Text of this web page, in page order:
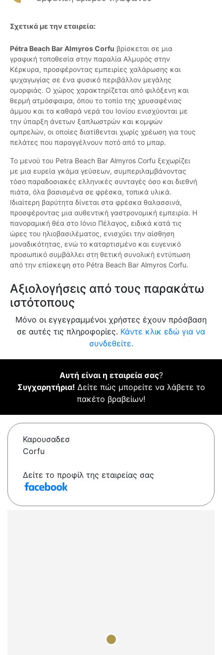
Σχετικά με την εταιρεία:
Pétra Beach Bar Almyros Corfu βρίσκεται σε μια
γραφική τοποθεσία στην παραλία Αλμυρός στην
Κέρκυρα, προσφέροντας εμπειρίες χαλάρωσης και
ψυχαγωγίας σε ένα φυσικό περιβάλλον μεγάλης
ομορφιάς. Ο χώρος χαρακτηρίζεται από φιλόξενη και
θερμή ατμόσφαιρα, όπου το τοπίο της χρυσαφένιας
άμμου και τα καθαρά νερά του Ιονίου ενισχύονται με
την ύπαρξη άνετων ξαπλωστρών και κομψών
ομπρελών, οι οποίες διατίθενται χωρίς χρέωση για τους
πελάτες που παραγγέλνουν ποτό από το μπαρ.
Το μενού του Petra Beach Bar Almyros Corfu ξεχωρίζει
με μια ευρεία γκάμα γεύσεων, συμπεριλαμβάνοντας
τόσο παραδοσιακές ελληνικές συνταγές όσο και διεθνή
πιάτα, όλα βασισμένα σε φρέσκα, τοπικά υλικά.
Ιδιαίτερη βαρύτητα δίνεται στα φρέσκα θαλασσινά,
προσφέροντας μια αυθεντική γαστρονομική εμπειρία. Η
πανοραμική θέα στο Ιόνιο Πέλαγος, ειδικά κατά τις
ώρες του ηλιοβασιλέματος, ενισχύει την αίσθηση
μοναδικότητας, ενώ το καταρτισμένο και ευγενικό
προσωπικό συμβάλλει στη θετική συνολική εντύπωση
από την επίσκεψη στο Pétra Beach Bar Almyros Corfu.
Αξιολογήσεις από τους παρακάτω
ιστότοπους
Μόνο οι εγγεγραμμένοι χρήστες έχουν πρόσβαση
σε αυτές τις πληροφορίες. Κάντε κλικ εδώ για να
συνδεθείτε.
Αυτή είναι η εταιρεία σας?
Συγχαρητήρια! Δείτε πώς μπορείτε να λάβετε το
πακέτο βραβείων!
Καρουσαδεσ
Corfu
Δείτε το προφίλ της εταιρείας σας